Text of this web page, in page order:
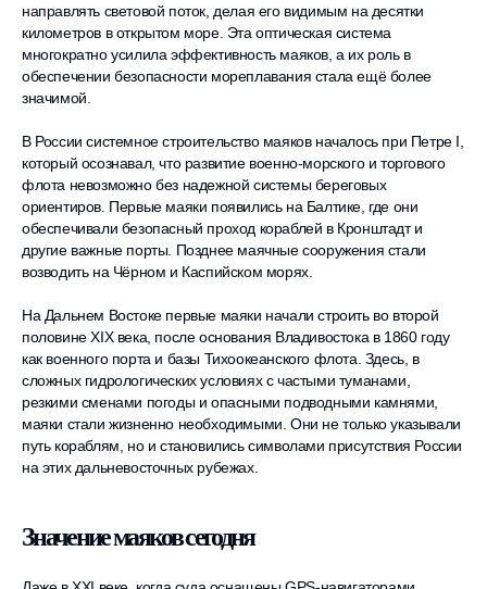
направлять световой поток, делая его видимым на десятки
километров в открытом море. Эта оптическая система
многократно усилила эффективность маяков, а их роль в
обеспечении безопасности мореплавания стала ещё более
значимой.
В России системное строительство маяков началось при Петре I,
который осознавал, что развитие военно-морского и торгового
флота невозможно без надежной системы береговых
ориентиров. Первые маяки появились на Балтике, где они
обеспечивали безопасный проход кораблей в Кронштадт и
другие важные порты. Позднее маячные сооружения стали
возводить на Чёрном и Каспийском морях.
На Дальнем Востоке первые маяки начали строить во второй
половине XIX века, после основания Владивостока в 1860 году
как военного порта и базы Тихоокеанского флота. Здесь, в
сложных гидрологических условиях с частыми туманами,
резкими сменами погоды и опасными подводными камнями,
маяки стали жизненно необходимыми. Они не только указывали
путь кораблям, но и становились символами присутствия России
на этих дальневосточных рубежах.
Значение маяков сегодня